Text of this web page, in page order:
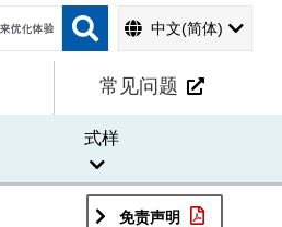
中文(简体)
常见问题
式样
免责声明